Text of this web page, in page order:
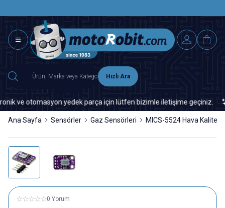
Hızlı Ara
ve otomasyon yedek parça için lütfen bizimle iletişime geçiniz.
Ana Sayfa Sensörler Gaz Sensörleri MICS-5524 Hava
0 Yorum